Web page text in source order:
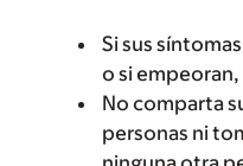
Si sus
o si
No comparta
personas ni